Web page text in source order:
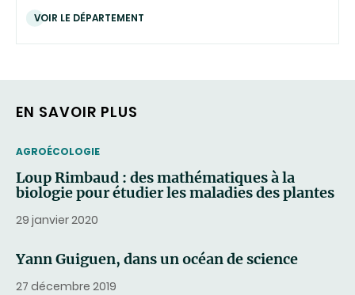
VOIR LE DÉPARTEMENT
EN SAVOIR PLUS
THEMATIC
AGROÉCOLOGIE
Loup Rimbaud : des mathématiques à la
biologie pour étudier les maladies des plantes
29 janvier 2020
Yann Guiguen, dans un océan de science
27 décembre 2019